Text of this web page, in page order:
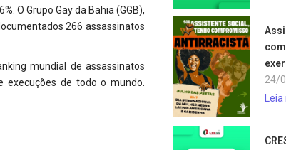
O Grupo Gay da Bahia (GGB),
266 assassinatos
mundial de assassinatos
execuções de todo o mundo.
24/